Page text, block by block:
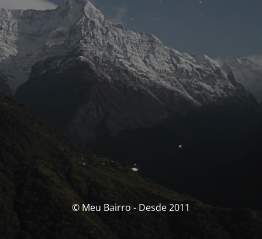
© Meu Bairro - Desde 2011